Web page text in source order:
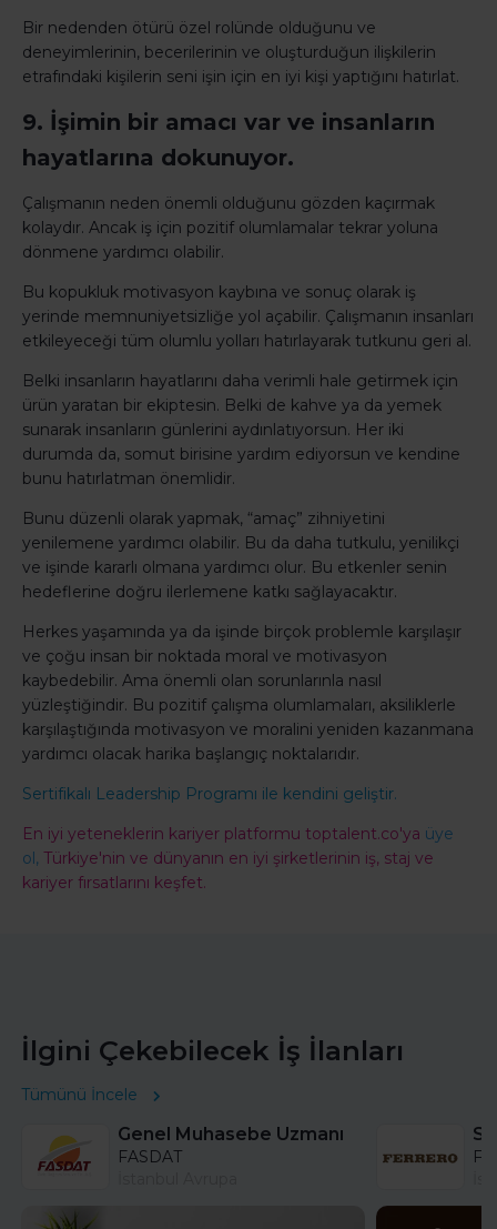
Bir nedenden ötürü özel rolünde olduğunu ve
deneyimlerinin, becerilerinin ve oluşturduğun ilişkilerin
etrafındaki kişilerin seni işin için en iyi kişi yaptığını hatırlat.
9. İşimin bir amacı var ve insanların
hayatlarına dokunuyor.
Çalışmanın neden önemli olduğunu gözden kaçırmak
kolaydır. Ancak iş için pozitif olumlamalar tekrar yoluna
dönmene yardımcı olabilir.
Bu kopukluk motivasyon kaybına ve sonuç olarak iş
yerinde memnuniyetsizliğe yol açabilir. Çalışmanın insanları
etkileyeceği tüm olumlu yolları hatırlayarak tutkunu geri al.
Belki insanların hayatlarını daha verimli hale getirmek için
ürün yaratan bir ekiptesin. Belki de kahve ya da yemek
sunarak insanların günlerini aydınlatıyorsun. Her iki
durumda da, somut birisine yardım ediyorsun ve kendine
bunu hatırlatman önemlidir.
Bunu düzenli olarak yapmak, “amaç” zihniyetini
yenilemene yardımcı olabilir. Bu da daha tutkulu, yenilikçi
ve işinde kararlı olmana yardımcı olur. Bu etkenler senin
hedeflerine doğru ilerlemene katkı sağlayacaktır.
Herkes yaşamında ya da işinde birçok problemle karşılaşır
ve çoğu insan bir noktada moral ve motivasyon
kaybedebilir. Ama önemli olan sorunlarınla nasıl
yüzleştiğindir. Bu pozitif çalışma olumlamaları, aksiliklerle
karşılaştığında motivasyon ve moralini yeniden kazanmana
yardımcı olacak harika başlangıç noktalarıdır.
Sertifikalı Leadership Programı ile kendini geliştir.
En iyi yeteneklerin kariyer platformu toptalent.co'ya üye
ol, Türkiye'nin ve dünyanın en iyi şirketlerinin iş, staj ve
kariyer fırsatlarını keşfet.
İlgini Çekebilecek İş İlanları
Tümünü İncele
Genel Muhasebe Uzmanı
FASDAT